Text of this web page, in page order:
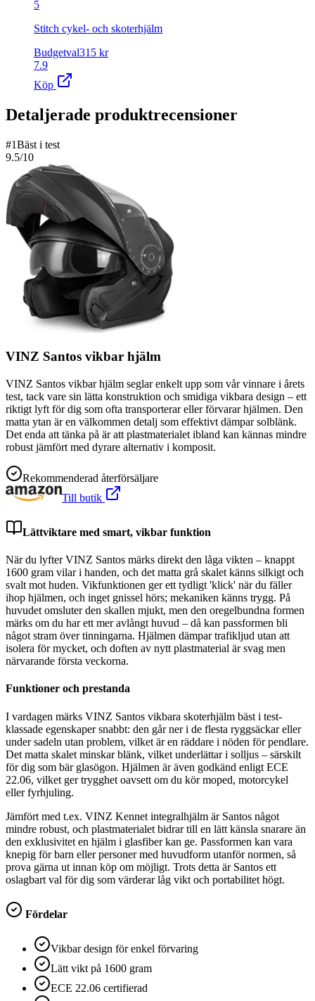
5
Stitch cykel- och skoterhjälm
Budgetval315 kr
7.9
Köp
Detaljerade produktrecensioner
#1Bäst i test
9.5/10
VINZ Santos vikbar hjälm
VINZ Santos vikbar hjälm seglar enkelt upp som vår vinnare i årets
test, tack vare sin lätta konstruktion och smidiga vikbara design – ett
riktigt lyft för dig som ofta transporterar eller förvarar hjälmen. Den
matta ytan är en välkommen detalj som effektivt dämpar solblänk.
Det enda att tänka på är att plastmaterialet ibland kan kännas mindre
robust jämfört med dyrare alternativ i komposit.
Rekommenderad återförsäljare
Till butik
Lättviktare med smart, vikbar funktion
När du lyfter VINZ Santos märks direkt den låga vikten – knappt
1600 gram vilar i handen, och det matta grå skalet känns silkigt och
svalt mot huden. Vikfunktionen ger ett tydligt 'klick' när du fäller
ihop hjälmen, och inget gnissel hörs; mekaniken känns trygg. På
huvudet omsluter den skallen mjukt, men den oregelbundna formen
märks om du har ett mer avlångt huvud – då kan passformen bli
något stram över tinningarna. Hjälmen dämpar trafikljud utan att
isolera för mycket, och doften av nytt plastmaterial är svag men
närvarande första veckorna.
Funktioner och prestanda
I vardagen märks VINZ Santos vikbara skoterhjälm bäst i test-
klassade egenskaper snabbt: den går ner i de flesta ryggsäckar eller
under sadeln utan problem, vilket är en räddare i nöden för pendlare.
Det matta skalet minskar blänk, vilket underlättar i solljus – särskilt
för dig som bär glasögon. Hjälmen är även godkänd enligt ECE
22.06, vilket ger trygghet oavsett om du kör moped, motorcykel
eller fyrhjuling.
Jämfört med t.ex. VINZ Kennet integralhjälm är Santos något
mindre robust, och plastmaterialet bidrar till en lätt känsla snarare än
den exklusivitet en hjälm i glasfiber kan ge. Passformen kan vara
knepig för barn eller personer med huvudform utanför normen, så
prova gärna ut innan köp om möjligt. Trots detta är Santos ett
oslagbart val för dig som värderar låg vikt och portabilitet högt.
Fördelar
Vikbar design för enkel förvaring
Lätt vikt på 1600 gram
ECE 22.06 certifierad